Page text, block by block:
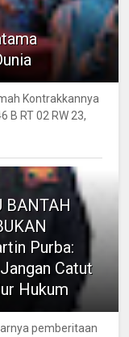
Kontrakkannya
B RT 02 RW 23,
BANTAH
Purba:
Catut
Hukum
pemberitaan